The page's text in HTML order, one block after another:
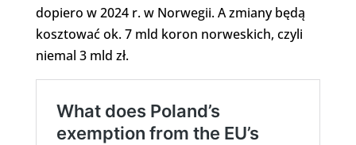
dopiero w 2024 r. w Norwegii. A zmiany będą
kosztować ok. 7 mld koron norweskich, czyli
niemal 3 mld zł.